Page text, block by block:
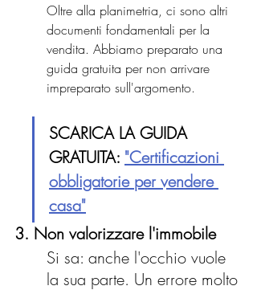
Oltre alla planimetria, ci sono altri
documenti fondamentali per la
vendita. Abbiamo preparato una
guida gratuita per non arrivare
impreparato sull'argomento.
SCARICA LA GUIDA
GRATUITA: "Certificazioni
obbligatorie per vendere
casa"
3. Non valorizzare l'immobile
Si sa: anche l'occhio vuole
la sua parte. Un errore molto